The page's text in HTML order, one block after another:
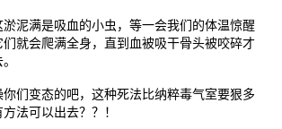
泥满是吸血的小虫，等一会我们的体温惊醒
们就会爬满全身，直到血被吸干骨头被咬碎才
们变态的吧，这种死法比纳粹毒气室要狠多
法可以出去？？！